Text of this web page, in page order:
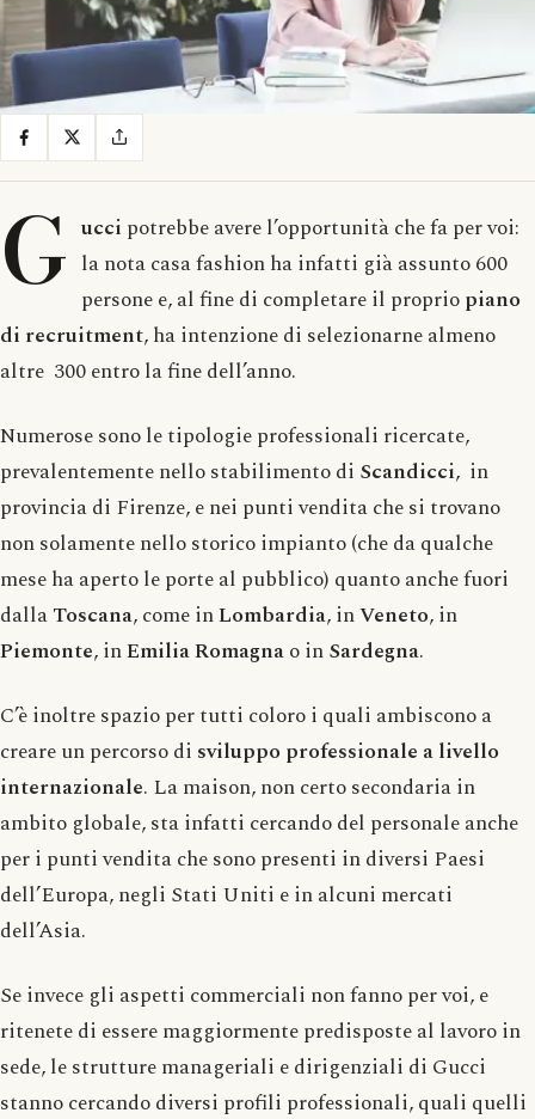
G ucci potrebbe avere l’opportunità che fa per voi:
la nota casa fashion ha infatti già assunto 600
persone e, al fine di completare il propriopiano
di recruitment, ha intenzione di selezionarne almeno
altre 300 entro la fine dell’anno.
Numerose sono le tipologie professionali ricercate,
prevalentemente nello stabilimento di Scandicci, in
provincia di Firenze, e nei punti vendita che si trovano
non solamente nello storico impianto (che da qualche
mese ha aperto le porte al pubblico) quanto anche fuori
dallaToscana, come inLombardia, inVeneto, in
Piemonte, inEmiliaRomagnao inSardegna.
C’è inoltre spazio per tutti coloro i quali ambiscono a
creare un percorso di sviluppo professionale a livello
internazionale. La maison, non certo secondaria in
ambito globale, sta infatti cercando del personale anche
per i punti vendita che sono presenti in diversi Paesi
dell’Europa, negli Stati Uniti e in alcuni mercati
dell’Asia.
Se invece gli aspetti commerciali non fanno per voi, e
ritenete di essere maggiormente predisposte al lavoro in
sede, le strutture manageriali e dirigenziali di Gucci
stanno cercando diversi profili professionali, quali quelli